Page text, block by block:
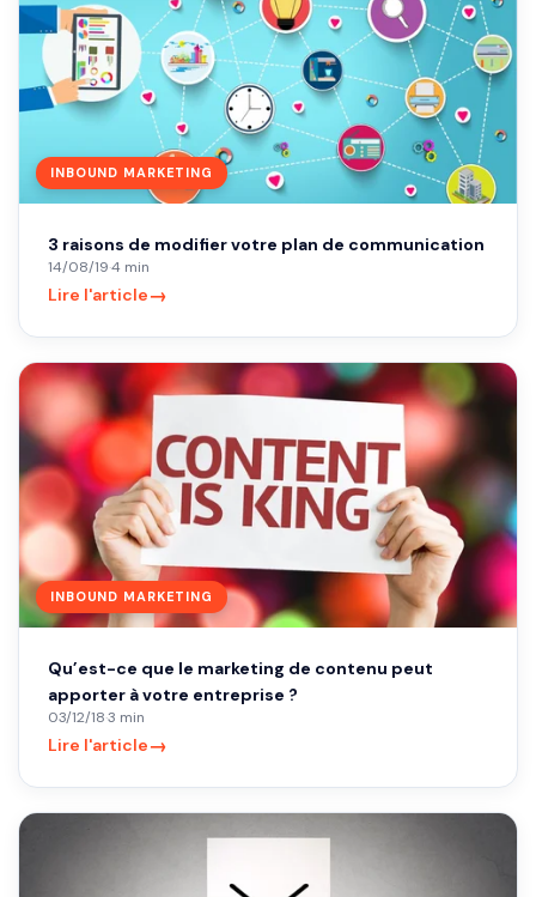
INBOUND MARKETING
3 raisons de modifier votre plan de communication
14/08/19·4 min
Lire l'article→
INBOUND MARKETING
Qu’est-ce que le marketing de contenu peut
apporter à votre entreprise ?
03/12/18·3 min
Lire l'article→